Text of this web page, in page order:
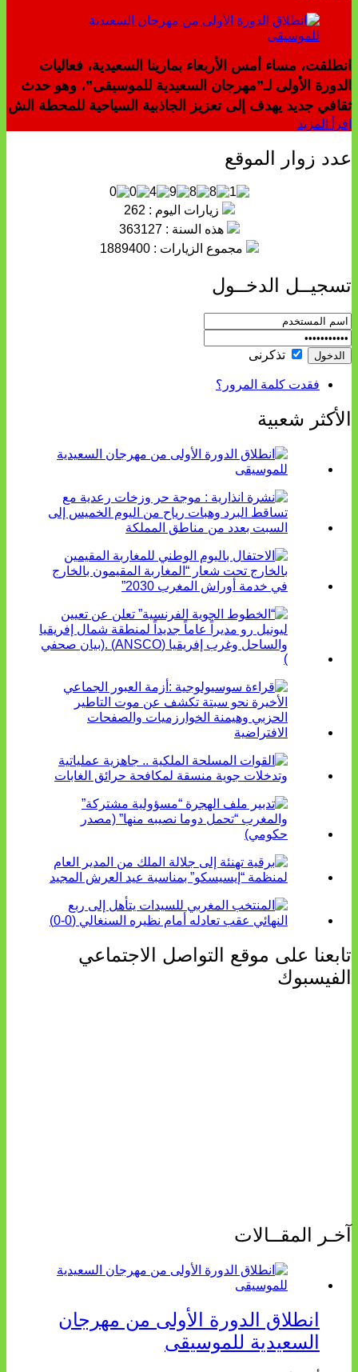
انطلقت، مساء أمس الأربعاء بمارينا السعيدية، فعاليات
الدورة الأولى لـ”مهرجان السعيدية للموسيقى”، وهو حدث
ثقافي جديد يهدف إلى تعزيز الجاذبية السياحية للمحطة الش
إقرأ المزيد
عدد زوار الموقع
زيارات اليوم : 262
هذه السنة : 363127
مجموع الزيارات : 1889400
تسجيــل الدخــول
تذكرنى
فقدت كلمة المرور؟
الأكثر شعبية
تابعنا على موقع التواصل الاجتماعي
الفيسبوك
آخـر المقــالات
انطلاق الدورة الأولى من مهرجان
السعيدية للموسيقى